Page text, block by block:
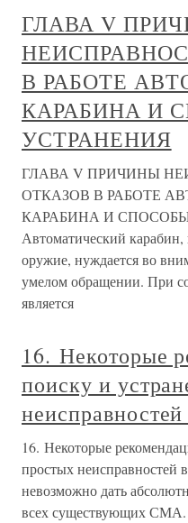
ГЛАВА V
В РАБОТЕ
КАРАБИНА И
УСТРАНЕНИЯ
ГЛАВА V ПРИЧИНЫ
ОТКАЗОВ В РАБОТЕ
КАРАБИНА И
Автоматический карабин,
оружие, нуждается во
умелом обращении. При
является
16. Некоторые
поиску и
16. Некоторые
простых
невозможно дать
всех существующих